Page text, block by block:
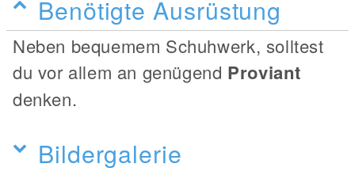
Benötigte Ausrüstung
Neben bequemem Schuhwerk, solltest
du vor allem an genügend Proviant
denken.
Bildergalerie